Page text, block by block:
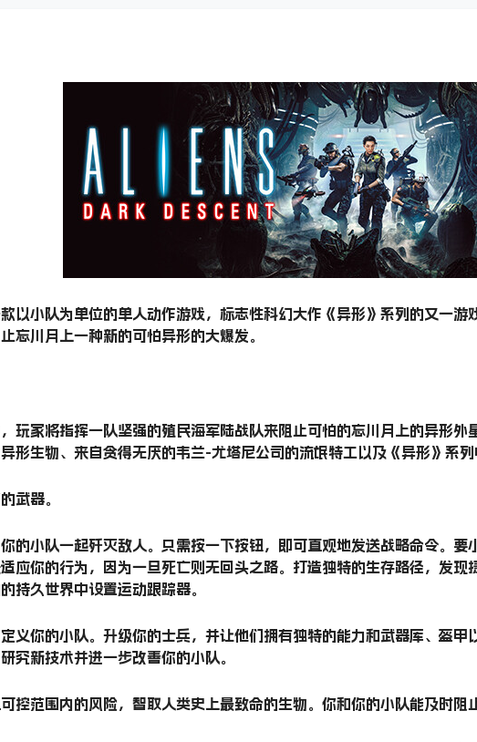
以小队为单位的单人动作游戏，标志性科幻大作《异形》系列的又一游
忘川月上一种新的可怕异形的大爆发。
玩家将指挥一队坚强的殖民海军陆战队来阻止可怕的忘川月上的异形外
形生物、来自贪得无厌的韦兰-尤塔尼公司的流氓特工以及《异形》系
武器。
的小队一起歼灭敌人。只需按一下按钮，即可直观地发送战略命令。要
应你的行为，因为一旦死亡则无回头之路。打造独特的生存路径，发现
持久世界中设置运动跟踪器。
义你的小队。升级你的士兵，并让他们拥有独特的能力和武器库、盔甲
究新技术并进一步改善你的小队。
控范围内的风险，智取人类史上最致命的生物。你和你的小队能及时阻